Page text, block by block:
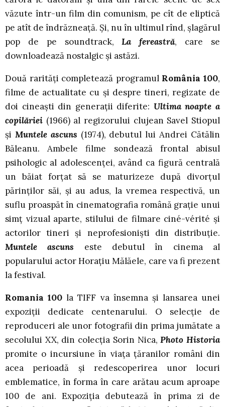
văzute într-un film din comunism, pe cît de eliptică
pe atît de îndrăzneață. Și, nu în ultimul rînd, șlagărul
pop de pe soundtrack,La fereastră, care se
downloadează nostalgic și astăzi.
Două rarități completează programul România 100,
filme de actualitate cu și despre tineri, regizate de
doi cineaști din generații diferite: Ultima noapte a
copilăriei (1966) al regizorului clujean Savel Stiopul
și Muntele ascuns (1974), debutul lui Andrei Cătălin
Băleanu. Ambele filme sondează frontal abisul
psihologic al adolescenței, având ca figură centrală
un băiat forțat să se maturizeze după divorțul
părinților săi, și au adus, la vremea respectivă, un
suflu proaspăt în cinematografia română grație unui
simț vizual aparte, stilului de filmare ciné-vérité și
actorilor tineri și neprofesioniști din distribuție.
Muntele ascuns este debutul în cinema al
popularului actor Horațiu Mălăele, care va fi prezent
la festival.
Romania 100 la TIFF va însemna și lansarea unei
expoziții dedicate centenarului. O selecție de
reproduceri ale unor fotografii din prima jumătate a
secolului XX, din colecția Sorin Nica,Photo Historia
promite o incursiune în viața țăranilor români din
acea perioadă și redescoperirea unor locuri
emblematice, în forma în care arătau acum aproape
100 de ani. Expoziția debutează în prima zi de